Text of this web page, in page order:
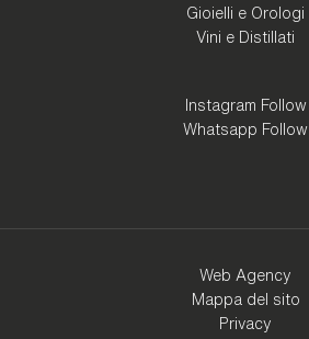
Gioielli e Orologi
Vini e Distillati
Instagram Follow
Whatsapp Follow
Web Agency
Mappa del sito
Privacy